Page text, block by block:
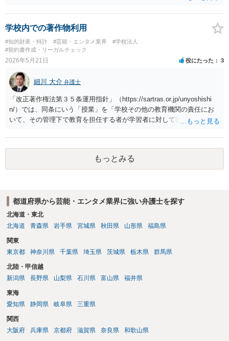
の支払いの承諾は、無効となるものについての追認とみなされる可能
性もあるので、どういった書面を出したのか等中身を確認しなければ
学校内での著作物利用
#知的財産・特許 #芸能・エンタメ業界
#学校法人
#契約書作成・リーガルチェック
2026年5月21日 役にたった 3
細川 大介 弁護士
「改正著作権法第３５条運用指針」（https://sartras.or.jp/unyoshishi
n/）では、同条にいう「授業」を「学校その他の教育機関の責任にお
いて、その管理下で教育を担任する者が学習者に対して実施する教育
級活動・クラブ活動・学校行事等）、部活動、課外補習授業等を、該
当しない例として自主的なボランティア活動・保護者会・ＰＴＡ活動
等を列挙しています。 本件をこれに当てはめますと、 ①主体である学
校司書は、学校図書館法第６条第１項上「専ら学校図書館の職務に従
書館独自の読書推進活動であり、該当例のいずれにも当たりません。
したがって、本件展示は「授業の過程」要件を満たさず、３５条によ
る適法化はできないと考えられます。 ただし、繰り返しになります
ほぼないため、今後も裁判例が積み重なる可能性がきわめて低く、ど
ちらの解釈が正しいのかについて司法の判断が下されることがないも
のと思われます。
もっとみる
都道府県から芸能・エンタメ業界に強い弁護士を探す
北海道・東北
北海道
青森県 岩手県 宮城県 秋田県 山形県 福島県
関東
東京都
神奈川県 千葉県 埼玉県 茨城県 栃木県 群馬県
北陸・甲信越
新潟県
長野県 山梨県 石川県 富山県 福井県
東海
愛知県
静岡県 岐阜県 三重県
関西
大阪府
兵庫県 京都府 滋賀県 奈良県 和歌山県